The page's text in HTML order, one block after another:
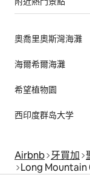
奧喬里奧斯灣海灘
海爾希爾海灘
希望植物園
西印度群岛大学
Airbnb 牙買加
Long